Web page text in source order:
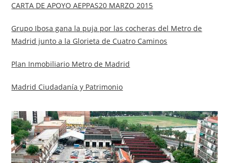
CARTA DE APOYO AEPPAS20 MARZO 2015
Grupo Ibosa gana la puja por las cocheras del Metro de
Madrid junto a la Glorieta de Cuatro Caminos
Plan Inmobiliario Metro de Madrid
Madrid Ciudadanía y Patrimonio